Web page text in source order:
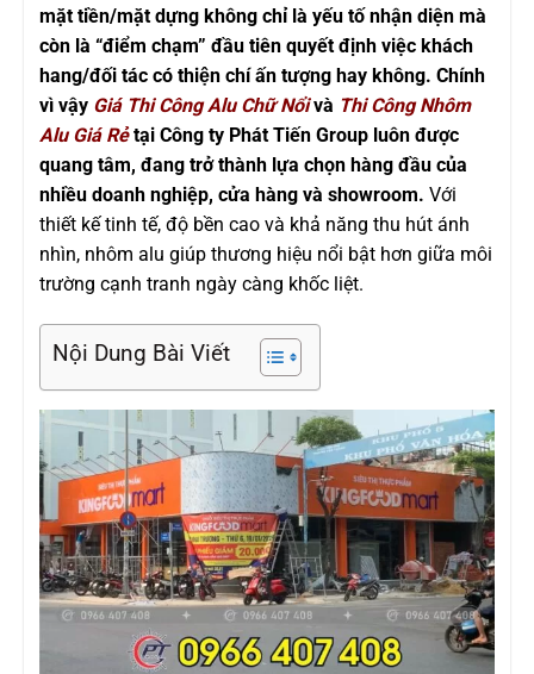
mặt tiền/mặt dựng không chỉ là yếu tố nhận diện mà
còn là “điểm chạm” đầu tiên quyết định việc khách
hang/đối tác có thiện chí ấn tượng hay không. Chính
vì vậy Giá Thi Công Alu Chữ Nổivà Thi Công Nhôm
Alu Giá Rẻtại Công ty Phát Tiến Group luôn được
quang tâm, đang trở thành lựa chọn hàng đầu của
nhiều doanh nghiệp, cửa hàng và showroom. Với
thiết kế tinh tế, độ bền cao và khả năng thu hút ánh
nhìn, nhôm alu giúp thương hiệu nổi bật hơn giữa môi
trường cạnh tranh ngày càng khốc liệt.
Nội Dung Bài Viết